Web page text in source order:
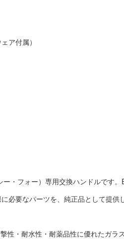
ア付属）
・フォー）専用交換ハンドルです。
必要なパーツを、純正品として提供
性・耐水性・耐薬品性に優れたガラ